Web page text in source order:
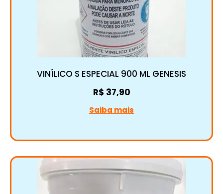
VINÍLICO S ESPECIAL 900 ML GENESIS
R$ 37,90
Saiba mais